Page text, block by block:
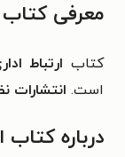
معرفی کتاب
کتاب ارتباط
است. انتشارات
درباره کتاب